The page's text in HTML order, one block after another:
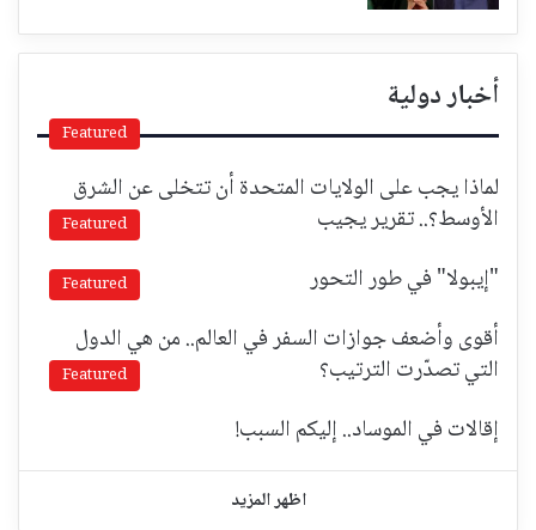
أخبار دولية
Featured
لماذا يجب على الولايات المتحدة أن تتخلى عن الشرق
الأوسط؟.. تقرير يجيب
Featured
"إيبولا" في طور التحور Featured
أقوى وأضعف جوازات السفر في العالم.. من هي الدول
التي تصدّرت الترتيب؟
Featured
إقالات في الموساد.. إليكم السبب!
اظهر المزيد